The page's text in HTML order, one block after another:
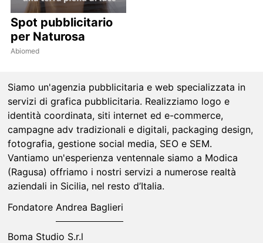
Spot pubblicitario
per Naturosa
Abiomed
Siamo un'agenzia pubblicitaria e web specializzata in
servizi di grafica pubblicitaria. Realizziamo logo e
identità coordinata, siti internet ed e-commerce,
campagne adv tradizionali e digitali, packaging design,
fotografia, gestione social media, SEO e SEM.
Vantiamo un'esperienza ventennale siamo a Modica
(Ragusa) offriamo i nostri servizi a numerose realtà
aziendali in Sicilia, nel resto d’Italia.
Fondatore Andrea Baglieri
Boma Studio S.r.l